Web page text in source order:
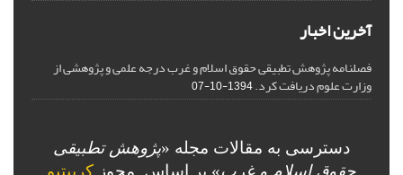
آخرین اخبار
فصلنامه پژوهش تطبیقی حقوق اسلام و غرب درجه علمی و پژوهشی از
وزارت علوم دریافت کرد.1394-10-07
دسترسی به مقالات مجله «پژوهش تطبیقی
حقوق اسلام و غرب» بر اساس مجوز کرییتیو